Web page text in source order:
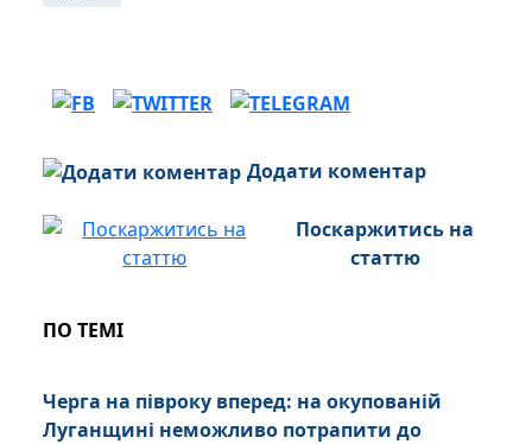
Додати коментар
Поскаржитись на
статтю
ПО ТЕМІ
Черга на півроку вперед: на окупованій
Луганщині неможливо потрапити до